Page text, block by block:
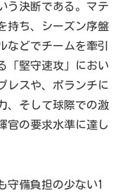
う決断である。マテ
持ち、シーズン序盤
などでチームを牽引
「堅守速攻」におい
レスや、ボランチに
、そして球際での激
官の要求水準に達し
備負担の少ない1